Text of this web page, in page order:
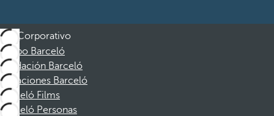
Corporativo
Grupo Barceló
Fundación Barceló
Vacaciones Barceló
Barceló Films
Barceló Personas